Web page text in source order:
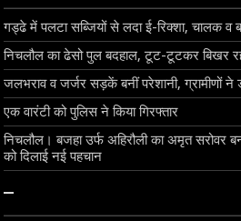
गड्ढे में पलटा सब्जियों से लदा ई-रिक्शा, चालक व
निचलौल का ढेसो पुल बदहाल, टूट-टूटकर बिखर
जलभराव व जर्जर सड़कें बनीं परेशानी, ग्रामीणों ने
एक वारंटी को पुलिस ने किया गिरफ्तार
निचलौल। बजहा उर्फ अहिरौली का अमृत सरोवर
को दिलाई नई पहचान
–